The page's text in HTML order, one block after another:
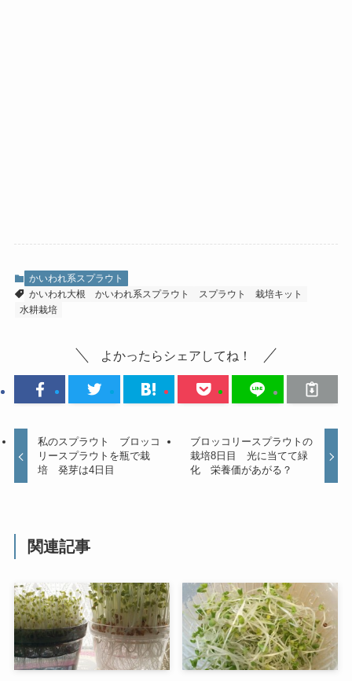
かいわれ系スプラウト
かいわれ大根
かいわれ系スプラウト スプラウト
栽培キット
水耕栽培
よかったらシェアしてね！
私のスプラウト ブロッコ
リースプラウトを瓶で栽
培 発芽は4日目
ブロッコリースプラウトの
栽培8日目 光に当てて緑
化 栄養価があがる？
関連記事